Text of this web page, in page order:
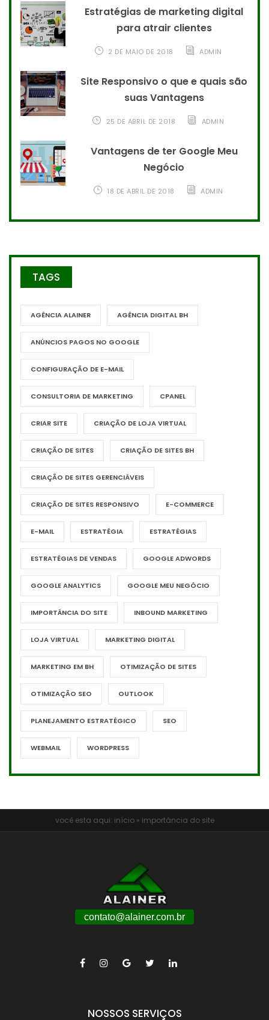
Estratégias de marketing digital
para atrair clientes
2 DE MAIO DE 2018 ADMIN
Site Responsivo o que e quais são
suas Vantagens
25 DE ABRIL DE 2018 ADMIN
Vantagens de ter Google Meu
Negócio
18 DE ABRIL DE 2018 ADMIN
TAGS
AGÊNCIA ALAINER AGÊNCIA DIGITAL BH
ANÚNCIOS PAGOS NO GOOGLE
CONFIGURAÇÃO DE E-MAIL
CONSULTORIA DE MARKETING CPANEL
CRIAR SITE CRIAÇÃO DE LOJA VIRTUAL
CRIAÇÃO DE SITES CRIAÇÃO DE SITES BH
CRIAÇÃO DE SITES GERENCIÁVEIS
CRIAÇÃO DE SITES RESPONSIVO E-COMMERCE
E-MAIL ESTRATÉGIA ESTRATÉGIAS
ESTRATÉGIAS DE VENDAS GOOGLE ADWORDS
GOOGLE ANALYTICS GOOGLE MEU NEGÓCIO
IMPORTÂNCIA DO SITE INBOUND MARKETING
LOJA VIRTUAL MARKETING DIGITAL
MARKETING EM BH OTIMIZAÇÃO DE SITES
OTIMIZAÇÃO SEO OUTLOOK
PLANEJAMENTO ESTRATÉGICO SEO
WEBMAIL WORDPRESS
você esta aqui: início» importância do site
contato@alainer.com.br
NOSSOS SERVIÇOS